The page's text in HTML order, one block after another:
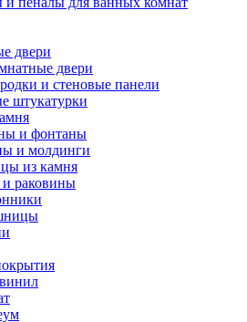
двери
двери
и стеновые панели
штукатурки
и фонтаны
и молдинги
из камня
раковины